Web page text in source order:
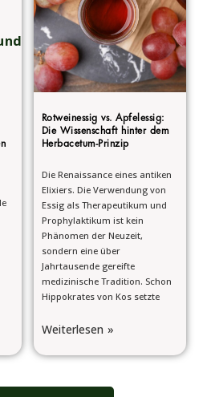
Rotweinessig vs. Apfelessig:
Die Wissenschaft hinter dem
Herbacetum-Prinzip
Die Renaissance eines antiken
Elixiers. Die Verwendung von
Essig als Therapeutikum und
Prophylaktikum ist kein
Phänomen der Neuzeit,
sondern eine über
Jahrtausende gereifte
medizinische Tradition. Schon
Hippokrates von Kos setzte
Weiterlesen »